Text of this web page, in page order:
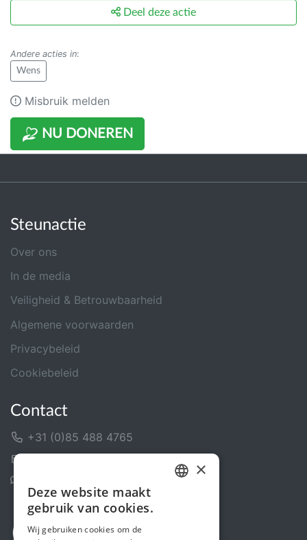
NU DONEREN
Deel deze actie
Andere acties in:
Wens
Misbruik melden
Steunactie
Over ons
In de media
Veiligheid & Betrouwbaarheid
Algemene voorwaarden
Privacybeleid
Cookiebeleid
Contact
+31 (0)85 488 4765
×
Deze website maakt
gebruik van cookies.
Wij gebruiken cookies om de